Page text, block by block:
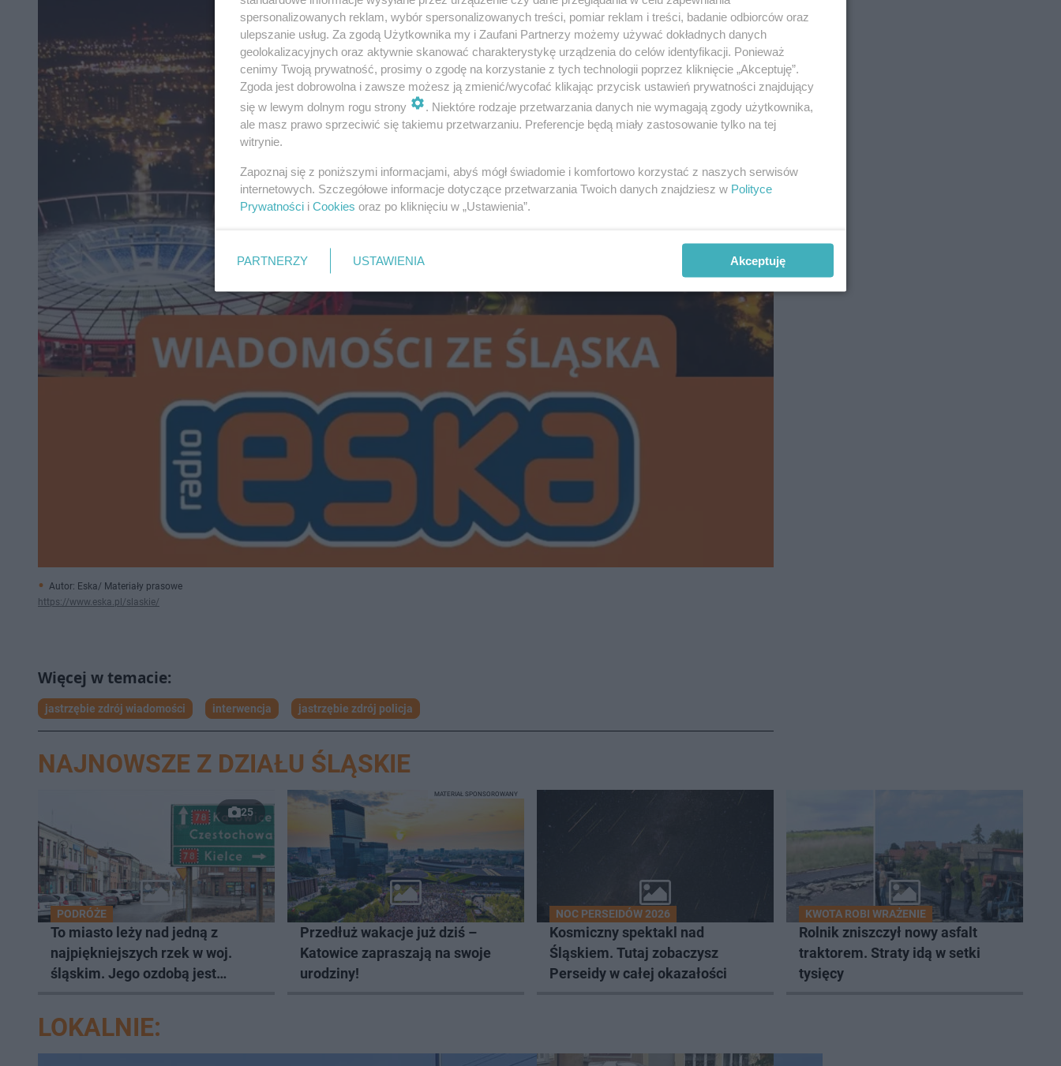
Autor: Eska/ Materiały prasowe
https://www.eska.pl/slaskie/
jastrzębie zdrój wiadomości interwencja jastrzębie zdrój policja
NAJNOWSZE Z DZIAŁU ŚLĄSKIE
25
PODRÓŻE
To miasto leży nad jedną z
najpiękniejszych rzek w woj.
śląskim. Jego ozdobą jest
Przedłuż wakacje już dziś –
Katowice zapraszają na swoje
urodziny!
MATERIAŁ SPONSOROWANY
NOC PERSEIDÓW 2026
Kosmiczny spektakl nad
Śląskiem. Tutaj zobaczysz
Perseidy w całej okazałości
KWOTA ROBI WRAŻENIE
Rolnik zniszczył nowy asfalt
traktorem. Straty idą w setki
tysięcy
LOKALNIE:
spersonalizowanych reklam, wybór spersonalizowanych treści, pomiar reklam i treści, badanie odbiorców oraz
ulepszanie usług. Za zgodą Użytkownika my i Zaufani Partnerzy możemy używać dokładnych danych
geolokalizacyjnych oraz aktywnie skanować charakterystykę urządzenia do celów identyfikacji. Ponieważ
cenimy Twoją prywatność, prosimy o zgodę na korzystanie z tych technologii poprzez kliknięcie „Akceptuję”.
Zgoda jest dobrowolna i zawsze możesz ją zmienić/wycofać klikając przycisk ustawień prywatności znajdujący
się w lewym dolnym rogu strony
. Niektóre rodzaje przetwarzania danych nie wymagają zgody użytkownika,
ale masz prawo sprzeciwić się takiemu przetwarzaniu. Preferencje będą miały zastosowanie tylko na tej
witrynie.
Zapoznaj się z poniższymi informacjami, abyś mógł świadomie i komfortowo korzystać z naszych serwisów
internetowych. Szczegółowe informacje dotyczące przetwarzania Twoich danych znajdziesz w Polityce
Prywatności i Cookies oraz po kliknięciu w „Ustawienia”.
PARTNERZY USTAWIENIA Akceptuję